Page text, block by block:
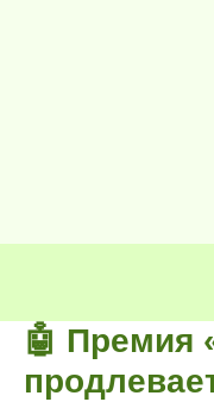
🤖 Премия